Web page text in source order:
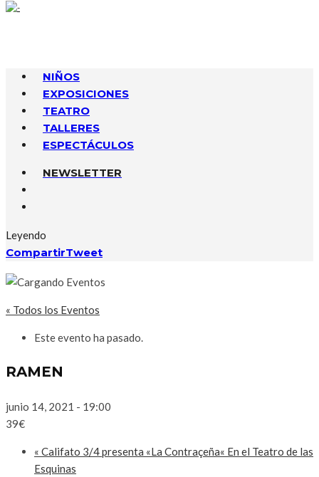
NIÑOS
EXPOSICIONES
TEATRO
TALLERES
ESPECTÁCULOS
NEWSLETTER
Leyendo
CompartirTweet
« Todos los Eventos
Este evento ha pasado.
RAMEN
junio 14, 2021 - 19:00
39€
« Califato 3/4 presenta «La Contraçeña« En el Teatro de las
Esquinas